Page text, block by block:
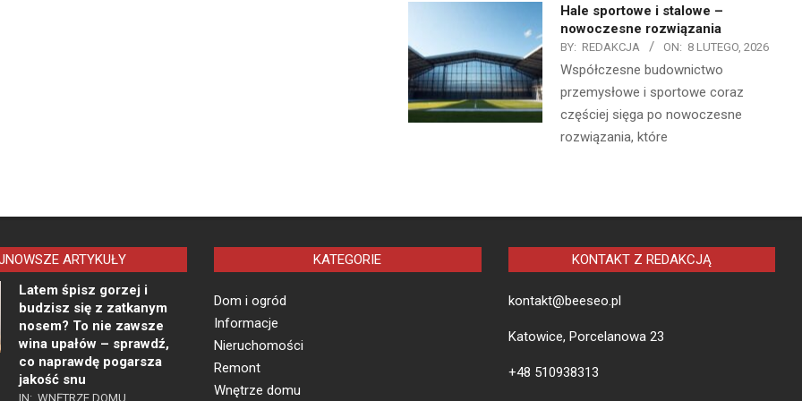
Hale sportowe i stalowe –
nowoczesne rozwiązania
BY: REDAKCJA ON: 8 LUTEGO, 2026
Współczesne budownictwo
przemysłowe i sportowe coraz
częściej sięga po nowoczesne
rozwiązania, które
ARTYKUŁY
Latem śpisz gorzej i
budzisz się z zatkanym
nosem? To nie zawsze
wina upałów – sprawdź,
co naprawdę pogarsza
jakość snu
IN: WNĘTRZE DOMU
KATEGORIE
Dom i ogród
Informacje
Nieruchomości
Remont
Wnętrze domu
KONTAKT Z REDAKCJĄ
kontakt@beeseo.pl
Katowice, Porcelanowa 23
+48 510938313